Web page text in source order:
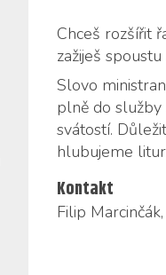
Chceš roz­ší­řit
za­ži­ješ
Slo­vo
plně do služ­by
svá­tos­tí.
hlu­bu­je­me
Kontakt
Fi­lip Mar­cin­čák,